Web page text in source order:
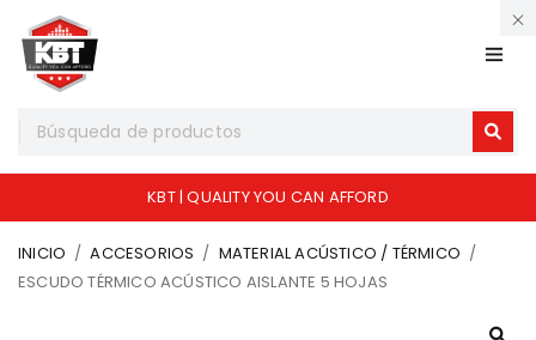
KBT | QUALITY YOU CAN AFFORD
INICIO / ACCESORIOS / MATERIAL ACÚSTICO / TÉRMICO /
ESCUDO TÉRMICO ACÚSTICO AISLANTE 5 HOJAS